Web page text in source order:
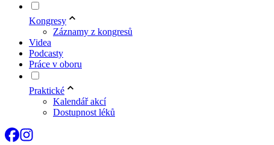
Kongresy
Záznamy z kongresů
Videa
Podcasty
Práce v oboru
Praktické
Kalendář akcí
Dostupnost léků